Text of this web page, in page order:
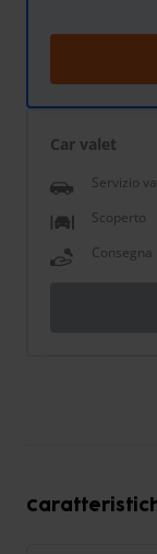
Car valet
Servizio
Scoperto